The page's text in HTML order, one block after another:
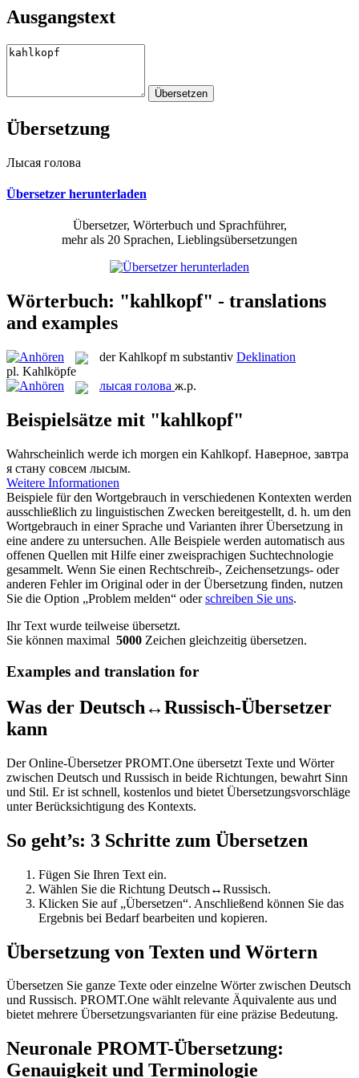
Ausgangstext
Übersetzung
Лысая голова
Übersetzer herunterladen
Übersetzer, Wörterbuch und Sprachführer,
mehr als 20 Sprachen, Lieblingsübersetzungen
Wörterbuch: "kahlkopf" - translations
and examples
derKahlkopf m substantiv Deklination
pl. Kahlköpfe
лысая голова ж.р.
Beispielsätze mit "kahlkopf"
Wahrscheinlich werde ich morgen ein Kahlkopf. Наверное, завтра
я стану совсем лысым.
Weitere Informationen
Beispiele für den Wortgebrauch in verschiedenen Kontexten werden
ausschließlich zu linguistischen Zwecken bereitgestellt, d. h. um den
Wortgebrauch in einer Sprache und Varianten ihrer Übersetzung in
eine andere zu untersuchen. Alle Beispiele werden automatisch aus
offenen Quellen mit Hilfe einer zweisprachigen Suchtechnologie
gesammelt. Wenn Sie einen Rechtschreib-, Zeichensetzungs- oder
anderen Fehler im Original oder in der Übersetzung finden, nutzen
Sie die Option „Problem melden“ oderschreiben Sie uns.
Ihr Text wurde teilweise übersetzt.
Sie können maximal 5000 Zeichen gleichzeitig übersetzen.
Examples and translation for
Was der Deutsch↔Russisch-Übersetzer
kann
Der Online-Übersetzer PROMT.One übersetzt Texte und Wörter
zwischen Deutsch und Russisch in beide Richtungen, bewahrt Sinn
und Stil. Er ist schnell, kostenlos und bietet Übersetzungsvorschläge
unter Berücksichtigung des Kontexts.
So geht’s: 3 Schritte zum Übersetzen
Fügen Sie Ihren Text ein.
Wählen Sie die Richtung Deutsch↔Russisch.
Klicken Sie auf „Übersetzen“. Anschließend können Sie das
Ergebnis bei Bedarf bearbeiten und kopieren.
Übersetzung von Texten und Wörtern
Übersetzen Sie ganze Texte oder einzelne Wörter zwischen Deutsch
und Russisch. PROMT.One wählt relevante Äquivalente aus und
bietet mehrere Übersetzungsvarianten für eine präzise Bedeutung.
Neuronale PROMT-Übersetzung:
Genauigkeit und Terminologie